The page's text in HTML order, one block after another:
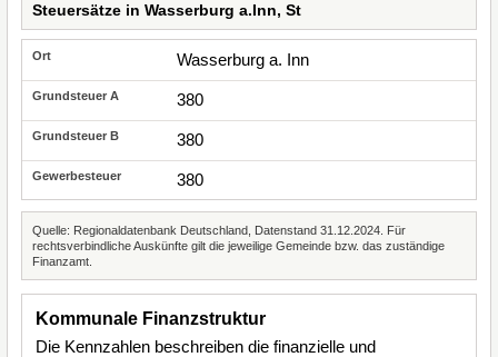
Steuersätze in Wasserburg a.Inn, St
Wasserburg a. Inn
380
380
380
Quelle: Regionaldatenbank Deutschland, Datenstand 31.12.2024. Für
rechtsverbindliche Auskünfte gilt die jeweilige Gemeinde bzw. das zuständige
Finanzamt.
Kommunale Finanzstruktur
Die Kennzahlen beschreiben die finanzielle und